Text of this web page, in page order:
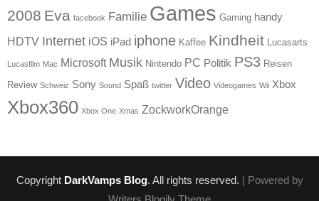
2008 Eva facebook Familie Games Gaming handy
HDTV Internet iOS iPad iphone Kaffee Kindheit Lucasarts
Lucasfilm Mac Microsoft Musik Nintendo PC Politik PS3 Reisen
Review Schweiz Sony Sound Spaß twitter Video Videogames Wii Xbox
Xbox360 Xbox One Xmas ZockworkOrange
Copyright DarkVamps Blog. All rights reserved. | Powered by